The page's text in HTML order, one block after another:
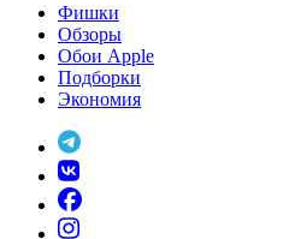
Фишки
Обзоры
Обои Apple
Подборки
Экономия